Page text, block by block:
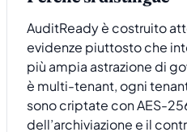
AuditReady è costruito
evidenze piuttosto che
più ampia astrazione di
è multi-tenant, ogni
sono criptate con AES-
dell’archiviazione e il